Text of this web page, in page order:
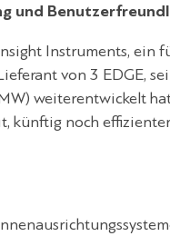
und
Instruments, ein
von 3 EDGE,
weiterentwickelt
künftig noch